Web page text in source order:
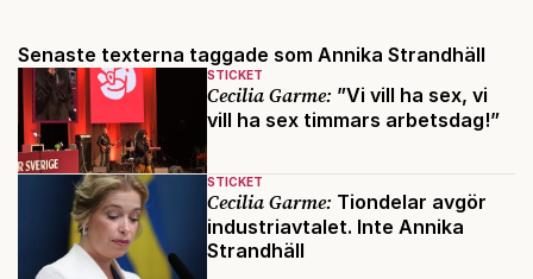
Senaste texterna taggade som Annika Strandhäll
STICKET
Cecilia Garme: ”Vi vill ha sex, vi
vill ha sex timmars arbetsdag!”
STICKET
Cecilia Garme: Tiondelar avgör
industriavtalet. Inte Annika
Strandhäll